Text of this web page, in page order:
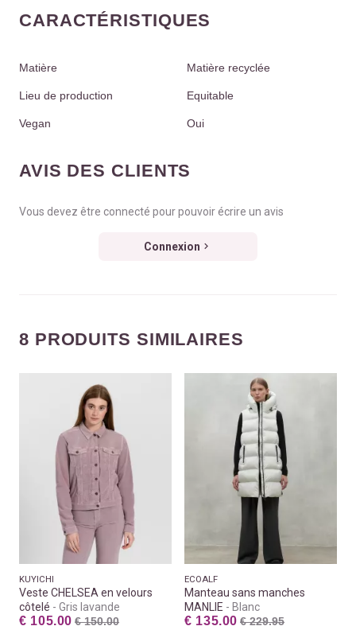
CARACTÉRISTIQUES
Matière Matière recyclée
Lieu de production Equitable
Vegan Oui
AVIS DES CLIENTS
Vous devez être connecté pour pouvoir écrire un avis
Connexion
8 PRODUITS SIMILAIRES
KUYICHI
Veste CHELSEA en velours
côtelé
Gris lavande
€ 105.00 € 150.00
ECOALF
Manteau sans manches
MANLIE
Blanc
€ 135.00 € 229.95